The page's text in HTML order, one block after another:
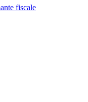
fiscale